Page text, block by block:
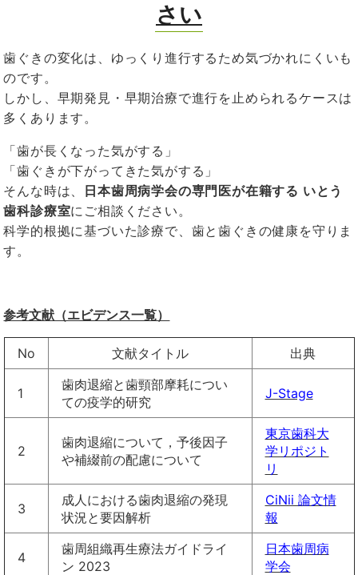
さい
歯ぐきの変化は、ゆっくり進行するため気づかれにくいも
のです。
しかし、早期発見・早期治療で進行を止められるケースは
多くあります。
「歯が長くなった気がする」
「歯ぐきが下がってきた気がする」
そんな時は、 日本歯周病学会の専門医が在籍する いとう
歯科診療室にご相談ください。
科学的根拠に基づいた診療で、歯と歯ぐきの健康を守りま
す。
参考文献（エビデンス一覧）
No 文献タイトル 出典
1
歯肉退縮と歯頸部摩耗につい
ての疫学的研究
J-Stage
2
歯肉退縮について，予後因子
や補綴前の配慮について
東京歯科大
学リポジト
リ
3
成人における歯肉退縮の発現
状況と要因解析
CiNii 論文情
報
4
歯周組織再生療法ガイドライ
ン 2023
日本歯周病
学会